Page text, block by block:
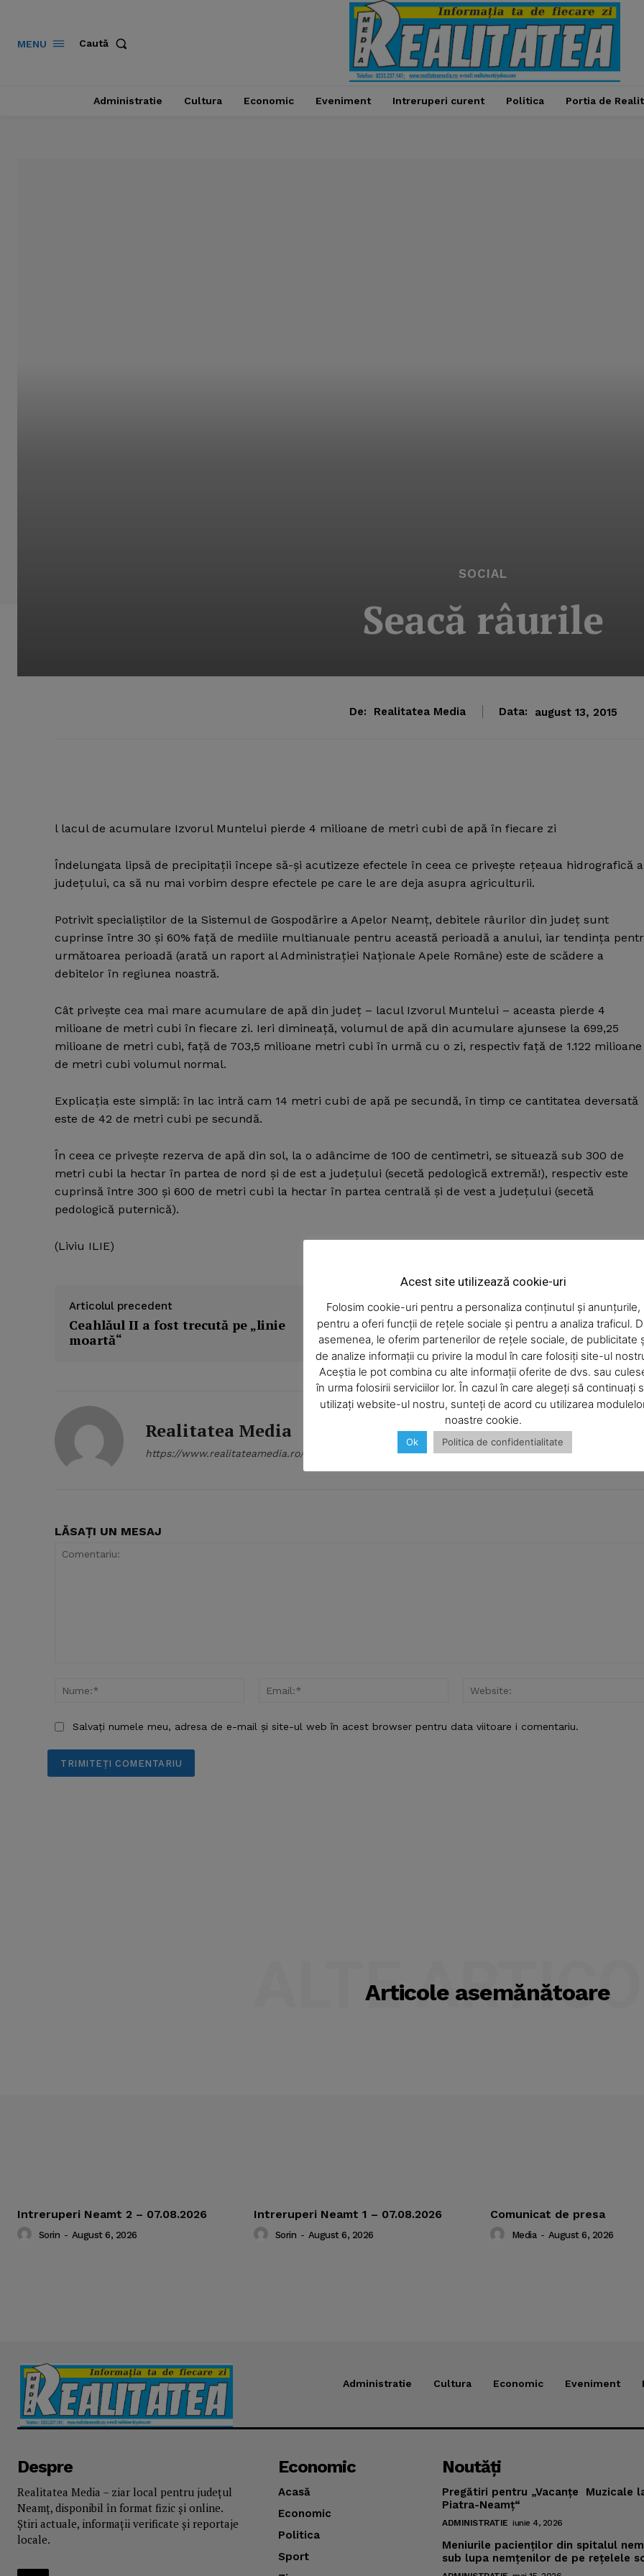
Company
About
Contact us
Subscription Plans
My account
MENU Caută
Administratie Cultura Economic Eveniment Intreruperi curent Politica Portia de
SOCIAL
Seacă râurile
De: Realitatea Media Data: august 13, 2015
l lacul de acumulare Izvorul Muntelui pierde 4 milioane de metri cubi de apă în fiecare zi
Îndelungata lipsă de precipitaţii începe să-şi acutizeze efectele în ceea ce priveşte reţeaua hidrografică a
judeţului, ca să nu mai vorbim despre efectele pe care le are deja asupra agriculturii.
Potrivit specialiştilor de la Sistemul de Gospodărire a Apelor Neamţ, debitele râurilor din judeţ sunt
cuprinse între 30 şi 60% faţă de mediile multianuale pentru această perioadă a anului, iar tendinţa
următoarea perioadă (arată un raport al Administraţiei Naţionale Apele Române) este de scădere a
debitelor în regiunea noastră.
Cât priveşte cea mai mare acumulare de apă din judeţ – lacul Izvorul Muntelui – aceasta pierde 4
milioane de metri cubi în fiecare zi. Ieri dimineaţă, volumul de apă din acumulare ajunsese la 699,25
milioane de metri cubi, faţă de 703,5 milioane metri cubi în urmă cu o zi, respectiv faţă de 1.122 milioane
de metri cubi volumul normal.
Explicaţia este simplă: în lac intră cam 14 metri cubi de apă pe secundă, în timp ce cantitatea deversată
este de 42 de metri cubi pe secundă.
În ceea ce priveşte rezerva de apă din sol, la o adâncime de 100 de centimetri, se situează sub 300 de
metri cubi la hectar în partea de nord şi de est a judeţului (secetă pedologică extremă!), respectiv este
cuprinsă între 300 şi 600 de metri cubi la hectar în partea centrală şi de vest a judeţului (secetă
pedologică puternică).
(Liviu ILIE)
Articolul precedent
Ceahlăul II a fost trecută pe „linie
moartă“
Articolul următor
Bătut de poliţişti
Realitatea Media
https://www.realitateamedia.ro/
LĂSAȚI UN MESAJ
Nume:*
Email:*
Salvați numele meu, adresa de e-mail și site-ul web în acest browser pentru data viitoare i comentariu.
Articole asemănătoare
ALTE
Intreruperi Neamt 2 – 07.08.2026
Sorin - August 6, 2026
Intreruperi Neamt 1 – 07.08.2026
Sorin - August 6, 2026
Comunicat de presa
Media - August 6, 2026
Administratie Cultura Economic Eveniment
Despre
Realitatea Media – ziar local pentru județul
Neamț, disponibil în format fizic și online.
Știri actuale, informații verificate și reportaje
locale.
Economic
Acasă
Economic
Politica
Sport
Noutăţi
Pregătiri pentru „Vacanţe Muzicale
Piatra-Neamţ“
ADMINISTRATIE iunie 4, 2026
Meniurile pacienţilor din spitalul
sub lupa nemţenilor de pe reţelele
Acest site utilizează cookie-uri
Folosim cookie-uri pentru a personaliza conținutul și anunțurile,
pentru a oferi funcții de rețele sociale și pentru a analiza traficul.
asemenea, le oferim partenerilor de rețele sociale, de publicitate
de analize informații cu privire la modul în care folosiți site-ul
Aceștia le pot combina cu alte informații oferite de dvs. sau
în urma folosirii serviciilor lor. În cazul în care alegeți să continuați
utilizați website-ul nostru, sunteți de acord cu utilizarea
noastre cookie.
Ok Politica de confidentialitate